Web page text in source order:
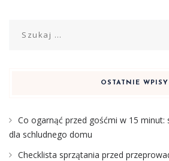
OSTATNIE WPISY
Co ogarnąć przed gośćmi w 15 minut:
dla schludnego domu
Checklista sprzątania przed